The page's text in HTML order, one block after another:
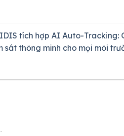
tích hợp AI Auto-Tracking:
sát thông minh cho mọi môi